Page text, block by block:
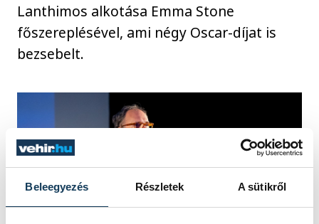
Beleegyezés Részletek A sütikről
Lanthimos alkotása Emma Stone
főszereplésével, ami négy Oscar-díjat is
bezsebelt.